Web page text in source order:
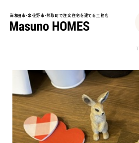
岸和田市・泉佐野市・熊取町で注文住宅を建てる工務店
岸和田市・泉佐野市・熊取町で注文住宅を建てる工務店
泉佐野市の北欧デザイン注文
住宅｜自然素材と...
泉佐野市の共働
文住宅｜家事ラク